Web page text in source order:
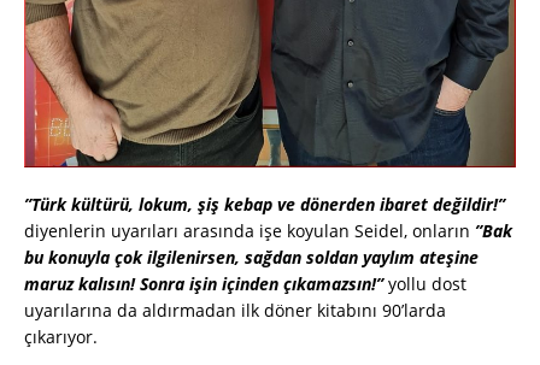
”Türk kültürü, lokum, şiş kebap ve dönerden ibaret değildir!”
diyenlerin uyarıları arasında işe koyulan Seidel, onların ”Bak
bu konuyla çok ilgilenirsen, sağdan soldan yaylım ateşine
maruz kalısın! Sonra işin içinden çıkamazsın!”yollu dost
uyarılarına da aldırmadan ilk döner kitabını 90’larda
çıkarıyor.